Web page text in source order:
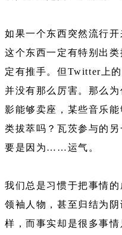
如果一个东西突然流行
这个东西一定有特别出
定有推手。但Twitter上
并没有那么厉害。那么
影能够卖座，某些音乐
类拔萃吗？瓦茨参与的
要是因为……运气。
我们总是习惯于把事情
领袖人物，甚至归结为
样，而事实却是很多事情